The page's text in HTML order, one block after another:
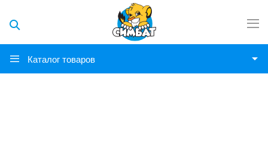
Каталог товаров